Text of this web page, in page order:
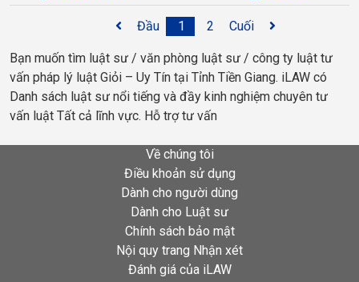
Đầu 1 2 Cuối
Bạn muốn tìm luật sư / văn phòng luật sư / công ty luật tư
vấn pháp lý luật Giỏi – Uy Tín tại Tỉnh Tiền Giang. iLAW có
Danh sách luật sư nổi tiếng và đầy kinh nghiệm chuyên tư
vấn luật Tất cả lĩnh vực. Hỗ trợ tư vấn
Về chúng tôi
Điều khoản sử dụng
Dành cho người dùng
Dành cho Luật sư
Chính sách bảo mật
Nội quy trang Nhận xét
Đánh giá của iLAW